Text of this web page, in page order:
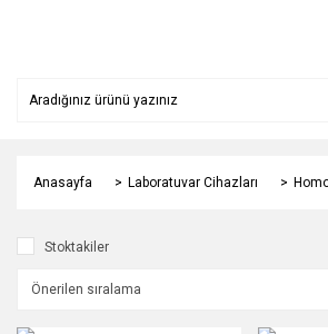
Anasayfa Laboratuvar Cihazları
Stoktakiler